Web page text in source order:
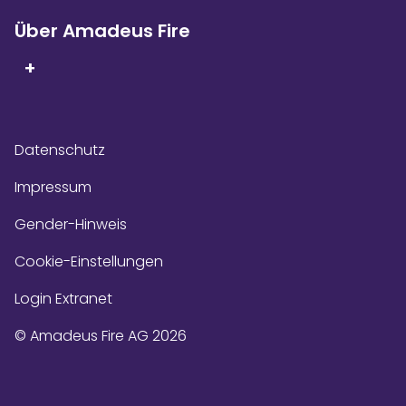
Über Amadeus Fire
+
© Amadeus Fire AG 2026
Datenschutz
Impressum
Gender-Hinweis
Cookie-Einstellungen
Login Extranet